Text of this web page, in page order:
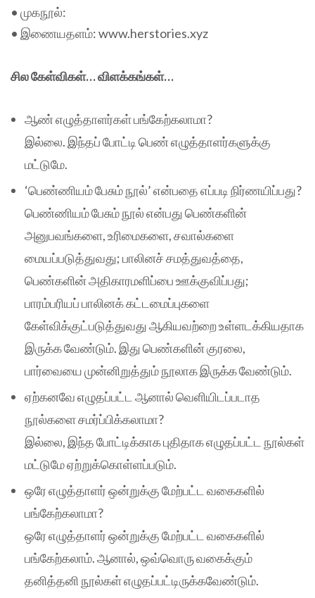
• முகநூல்:
• இணையதளம்: www.herstories.xyz
சில கேள்விகள்… விளக்கங்கள்…
ஆண் எழுத்தாளர்கள் பங்கேற்கலாமா?
இல்லை. இந்தப் போட்டி பெண் எழுத்தாளர்களுக்கு
மட்டுமே.
‘பெண்ணியம் பேசும் நூல்’ என்பதை எப்படி நிர்ணயிப்பது?
பெண்ணியம் பேசும் நூல் என்பது பெண்களின்
அனுபவங்களை, உரிமைகளை, சவால்களை
மையப்படுத்துவது; பாலினச் சமத்துவத்தை,
பெண்களின் அதிகாரமளிப்பை ஊக்குவிப்பது;
பாரம்பரியப் பாலினக் கட்டமைப்புகளை
கேள்விக்குட்படுத்துவது ஆகியவற்றை உள்ளடக்கியதாக
இருக்க வேண்டும். இது பெண்களின் குரலை,
பார்வையை முன்னிறுத்தும் நூலாக இருக்க வேண்டும்.
ஏற்கனவே எழுதப்பட்ட ஆனால் வெளியிடப்படாத
நூல்களை சமர்ப்பிக்கலாமா?
இல்லை, இந்த போட்டிக்காக புதிதாக எழுதப்பட்ட நூல்கள்
மட்டுமே ஏற்றுக்கொள்ளப்படும்.
ஒரே எழுத்தாளர் ஒன்றுக்கு மேற்பட்ட வகைகளில்
பங்கேற்கலாமா?
ஒரே எழுத்தாளர் ஒன்றுக்கு மேற்பட்ட வகைகளில்
பங்கேற்கலாம். ஆனால், ஒவ்வொரு வகைக்கும்
தனித்தனி நூல்கள் எழுதப்பட்டிருக்கவேண்டும்.